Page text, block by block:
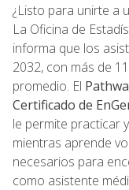
¿Listo para unirte a
La Oficina de
informa que los
2032, con más de
promedio. El
Certificado de
le permite practicar
mientras aprende
necesarios para
como asistente